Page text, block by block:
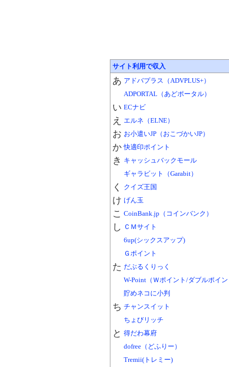
サイト利用で収入
あ アドバプラス（ADVPLUS+）
ADPORTAL（あどポータル）
い ECナビ
え エルネ（ELNE）
お お小遣いJP（おこづかいJP）
か 快適印ポイント
き キャッシュバックモール
ギャラビット（Garabit）
く クイズ王国
け げん玉
こ CoinBank.jp（コインバンク）
し
ＣＭサイト
6up(シックスアップ)
Ｇポイント
た だぶるくりっく
W-Point（Ｗポイント/ダブルポイ
貯めネコに小判
ち チャンスイット
ちょびリッチ
と 得だわ幕府
dofree（どふりー）
Tremii(トレミー)